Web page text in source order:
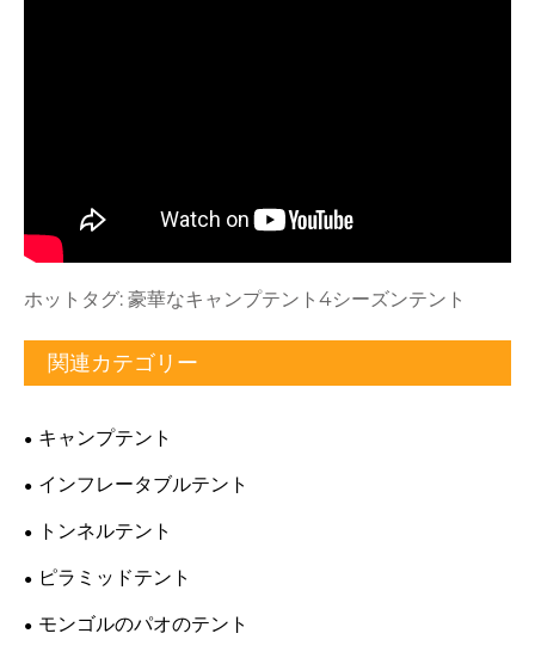
ホットタグ: 豪華なキャンプテント4シーズンテント
関連カテゴリー
キャンプテント
インフレータブルテント
トンネルテント
ピラミッドテント
モンゴルのパオのテント